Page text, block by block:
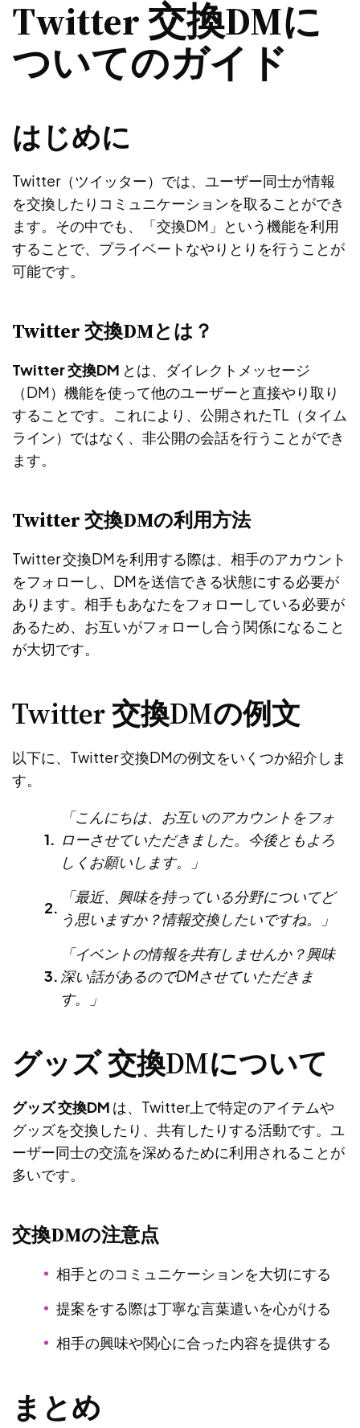
Twitter 交換DMに
ついてのガイド
はじめに
Twitter（ツイッター）では、ユーザー同士が情報
を交換したりコミュニケーションを取ることができ
ます。その中でも、「交換DM」という機能を利用
することで、プライベートなやりとりを行うことが
可能です。
Twitter 交換DMとは？
Twitter 交換DM とは、ダイレクトメッセージ
（DM）機能を使って他のユーザーと直接やり取り
することです。これにより、公開されたTL（タイム
ライン）ではなく、非公開の会話を行うことができ
ます。
Twitter 交換DMの利用方法
Twitter 交換DMを利用する際は、相手のアカウント
をフォローし、DMを送信できる状態にする必要が
あります。相手もあなたをフォローしている必要が
あるため、お互いがフォローし合う関係になること
が大切です。
Twitter 交換DMの例文
以下に、Twitter 交換DMの例文をいくつか紹介しま
す。
「こんにちは、お互いのアカウントをフォ
ローさせていただきました。今後ともよろ
しくお願いします。」
「最近、興味を持っている分野についてど
う思いますか？情報交換したいですね。」
「イベントの情報を共有しませんか？興味
深い話があるのでDMさせていただきま
す。」
グッズ 交換DMについて
グッズ 交換DM は、Twitter上で特定のアイテムや
グッズを交換したり、共有したりする活動です。ユ
ーザー同士の交流を深めるために利用されることが
多いです。
交換DMの注意点
相手とのコミュニケーションを大切にする
提案をする際は丁寧な言葉遣いを心がける
相手の興味や関心に合った内容を提供する
まとめ